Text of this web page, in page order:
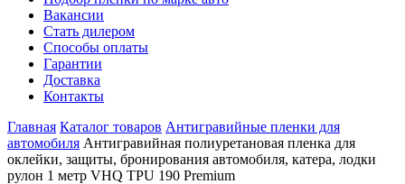
Вакансии
Стать дилером
Способы оплаты
Гарантии
Доставка
Контакты
Главная Каталог товаров Антигравийные пленки для
автомобиля Антигравийная полиуретановая пленка для
оклейки, защиты, бронирования автомобиля, катера, лодки
рулон 1 метр VHQ TPU 190 Premium